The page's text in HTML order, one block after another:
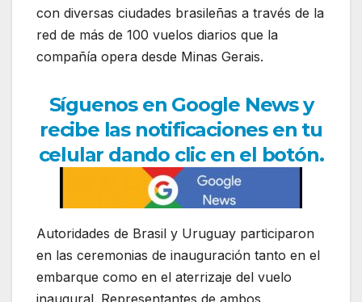
con diversas ciudades brasileñas a través de la
red de más de 100 vuelos diarios que la
compañía opera desde Minas Gerais.
Síguenos en Google News y
recibe las notificaciones en tu
celular dando clic en el botón.
Autoridades de Brasil y Uruguay participaron
en las ceremonias de inauguración tanto en el
embarque como en el aterrizaje del vuelo
inaugural. Representantes de ambos